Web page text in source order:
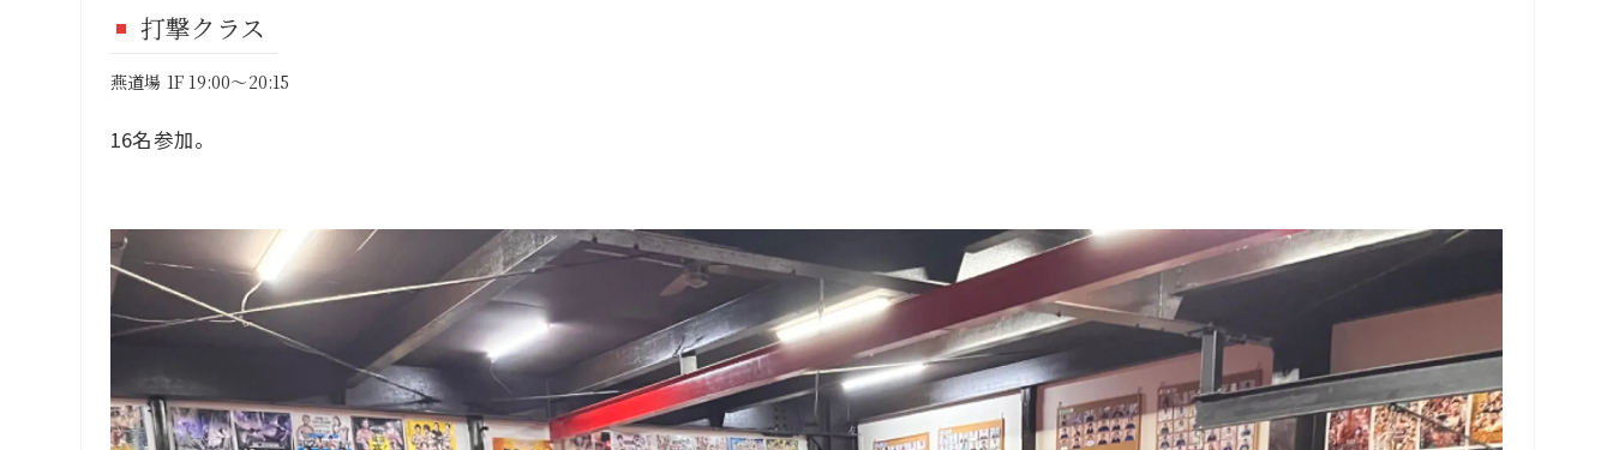
打撃クラス
燕道場 1F 19:00～20:15
16名参加。